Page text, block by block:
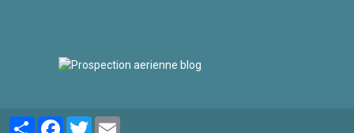
PartagerFacebookTwitter